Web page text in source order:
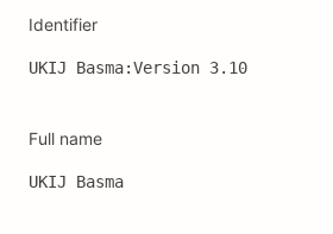
Identifier
UKIJ Basma:Version 3.10
Full name
UKIJ Basma